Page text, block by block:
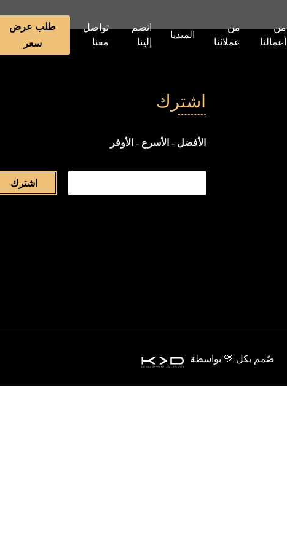
من
أعمالنا
من
عملائنا
الميديا
انضم
إلينا
تواصل
معنا
طلب عرض
سعر
اشترك
الأفضل - الأسرع - الأوفر
اشترك
صُمم بكل 💛 بواسطة